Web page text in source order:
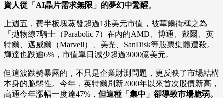
資人從「AI晶片需求無限」的夢幻中驚醒。
上週五，費半板塊蒸發超過1兆美元市值，被華爾街稱之為
「拋物線7騎士（Parabolic 7）在內的AMD、博通、戴爾、英
特爾、邁威爾（Marvell）、美光、SanDisk等股票集體遭殺。
輝達也跌逾6%，市值單日減少超過3000億美元。
但這波跌勢暴露的，不只是企業財測問題，更反映了市場結構
本身的脆弱性。今年，英特爾刷新2000年以來首次股價新高，
高通今年漲幅一度達47%， 但這種「集中」卻導致市場脆弱。